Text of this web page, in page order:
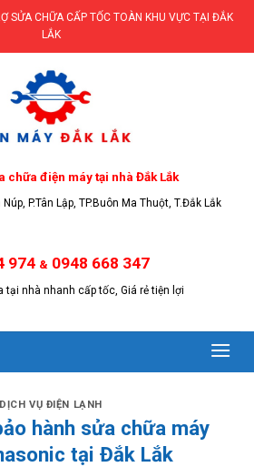
SỬA CHỮA CẤP TỐC TOÀN KHU VỰC TẠI ĐẮK
LẮK
chữa điện máy tại nhà Đắk Lắk
P.Tân Lập, TP.Buôn Ma Thuột, T.Đắk Lắk
974 & 0948 668 347
tại nhà nhanh cấp tốc, Giá rẻ tiện lợi
DỊCH VỤ ĐIỆN LẠNH
hành sửa chữa máy
tại Đắk Lắk